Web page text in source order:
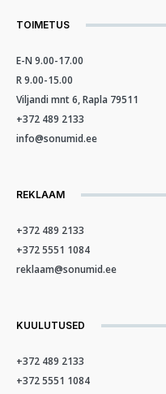
TOIMETUS
E-N 9.00-17.00
R 9.00-15.00
Viljandi mnt 6, Rapla 79511
+372 489 2133
info@sonumid.ee
REKLAAM
+372 489 2133
+372 5551 1084
reklaam@sonumid.ee
KUULUTUSED
+372 489 2133
+372 5551 1084